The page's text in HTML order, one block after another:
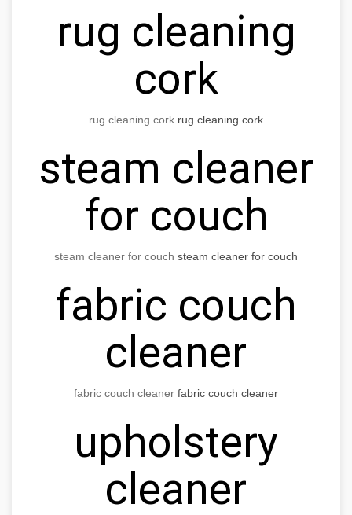
rug cleaning
cork
rug cleaning cork rug cleaning cork
steam cleaner
for couch
steam cleaner for couch steam cleaner for couch
fabric couch
cleaner
fabric couch cleaner fabric couch cleaner
upholstery
cleaner